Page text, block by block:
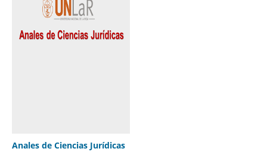
Anales de Ciencias Jurídicas